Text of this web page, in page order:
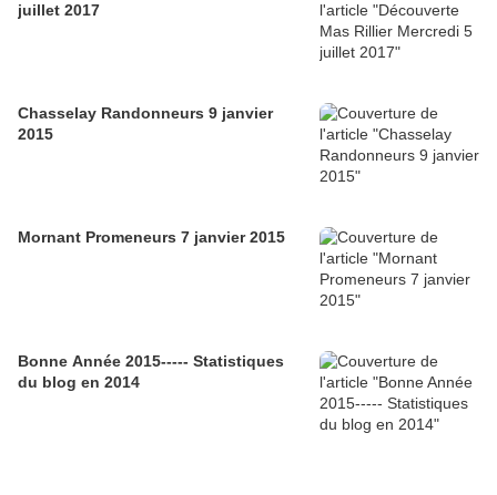
juillet 2017
Chasselay Randonneurs 9 janvier
2015
Mornant Promeneurs 7 janvier 2015
Bonne Année 2015----- Statistiques
du blog en 2014